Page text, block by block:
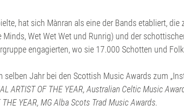
hat sich Mànran als eine der Bands etabliert, die
Wet Wet Wet und Runrig) und der
engagierten, wo sie 17.000 Schotten und
Jahr bei den Scottish Music Awards zum
ARTIST OF THE YEAR, Australian Celtic Music
YEAR, MG Alba Scots Trad Music Awards.